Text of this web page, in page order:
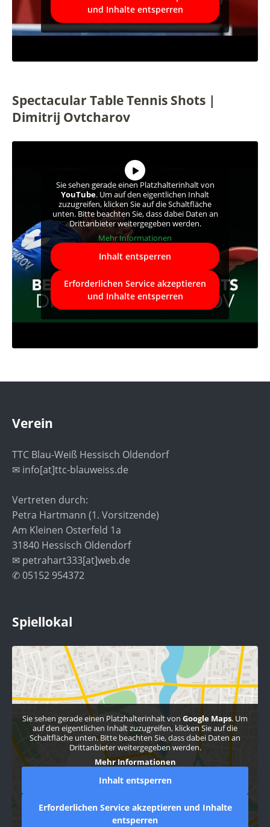
und Inhalte entsperren
Spectacular Table Tennis Shots |
Dimitrij Ovtcharov
Sie sehen gerade einen Platzhalterinhalt von
YouTube. Um auf den eigentlichen Inhalt
zuzugreifen, klicken Sie auf die Schaltfläche
unten. Bitte beachten Sie, dass dabei Daten an
Drittanbieter weitergegeben werden.
Mehr Informationen
Inhalt entsperren
Erforderlichen Service akzeptieren
und Inhalte entsperren
Verein
TTC Blau-Weiß Hessisch Oldendorf
✉ info[at]ttc-blauweiss.de
Vertreten durch:
Petra Hartmann (1. Vorsitzende)
Am Kleinen Osterfeld 1a
31840 Hessisch Oldendorf
✉ petrahart333[at]web.de
✆ 05152 954372
Spiellokal
Sie sehen gerade einen Platzhalterinhalt von Google Maps. Um
auf den eigentlichen Inhalt zuzugreifen, klicken Sie auf die
Schaltfläche unten. Bitte beachten Sie, dass dabei Daten an
Drittanbieter weitergegeben werden.
Mehr Informationen
Inhalt entsperren
Erforderlichen Service akzeptieren und Inhalte
entsperren